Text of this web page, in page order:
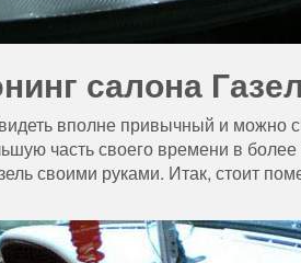
салона
вполне привычный и можно
часть своего времени в
своими руками. Итак, стоит